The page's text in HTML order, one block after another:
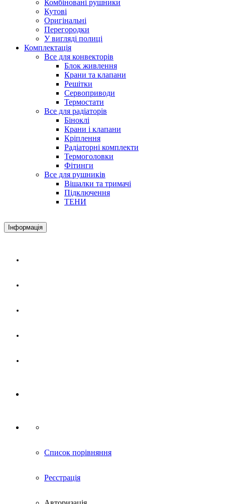
Комбіновані рушники
Кутові
Оригінальні
Перегородки
У вигляді полиці
Комплектація
Все для конвекторів
Блок живлення
Крани та клапани
Решітки
Сервоприводи
Термостати
Все для радіаторів
Біноклі
Крани і клапани
Кріплення
Радіаторні комплекти
Термоголовки
Фітинги
Все для рушників
Вішалки та тримачі
Підключення
ТЕНИ
Інформація
Список порівняння
Реєстрація